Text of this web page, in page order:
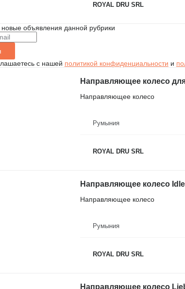
ROYAL DRU SRL
объявления данной рубрики
с нашей политикой конфиденциальности и
Направляющее колесо
Направляющее колесо
Румыния
ROYAL DRU SRL
Направляющее колесо
Направляющее колесо
Румыния
ROYAL DRU SRL
Направляющее колесо